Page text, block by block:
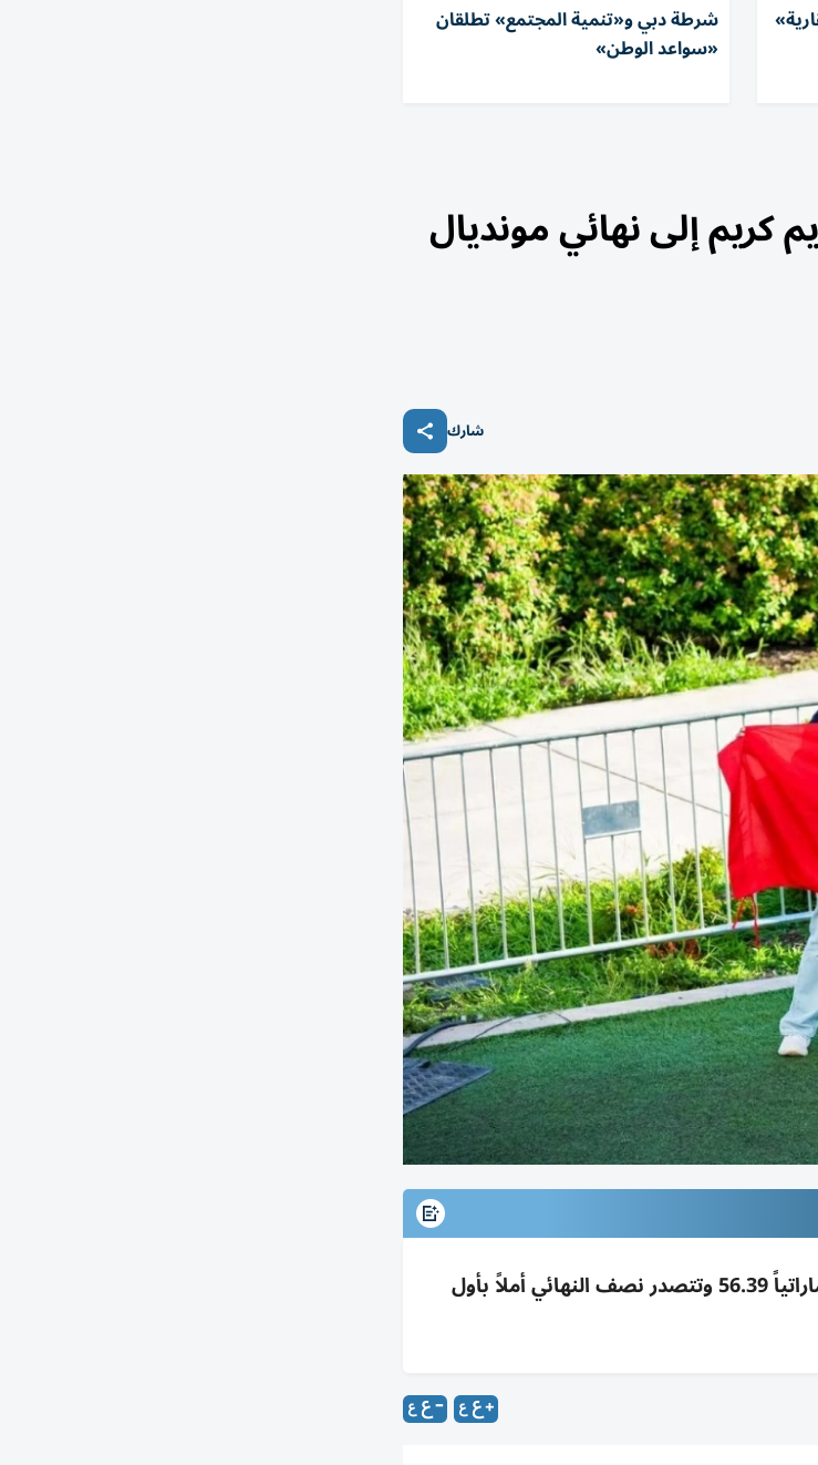
شرطة دبي و«تنمية المجتمع» تطلقان
«سواعد الوطن»
كريم إلى نهائي مونديال
شارك
مريم كريم تتأهل لنهائي 400م حواجز بمونديال الشباب وتحقق رقماً إماراتياً 56.39 وتتصدر نصف النهائي أملاً بأول